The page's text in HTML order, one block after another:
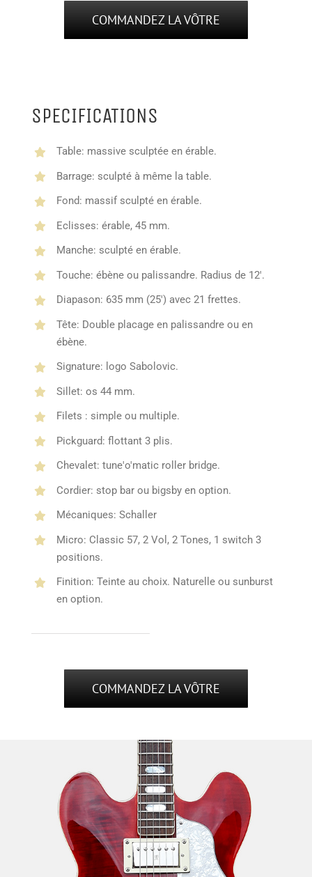
COMMANDEZ LA VÔTRE
SPECIFICATIONS
Table: massive sculptée en érable.
Barrage: sculpté à même la table.
Fond: massif sculpté en érable.
Eclisses: érable, 45 mm.
Manche: sculpté en érable.
Touche: ébène ou palissandre. Radius de 12'.
Diapason: 635 mm (25') avec 21 frettes.
Tête: Double placage en palissandre ou en
ébène.
Signature: logo Sabolovic.
Sillet: os 44 mm.
Filets : simple ou multiple.
Pickguard: flottant 3 plis.
Chevalet: tune'o'matic roller bridge.
Cordier: stop bar ou bigsby en option.
Mécaniques: Schaller
Micro: Classic 57, 2 Vol, 2 Tones, 1 switch 3
positions.
Finition: Teinte au choix. Naturelle ou sunburst
en option.
COMMANDEZ LA VÔTRE